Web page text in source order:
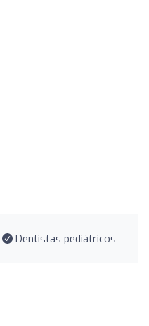
Dentistas pediátricos